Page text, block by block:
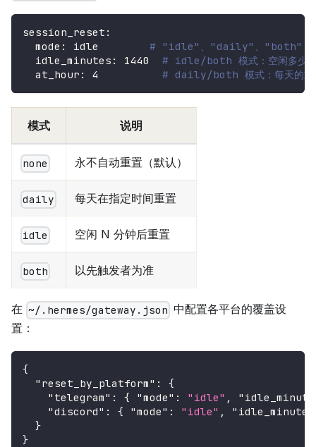
session_reset :
mode : idle # "idle"、"daily"、"both" 或
idle_minutes : 1440
# idle/both 模式：空闲多少分
at_hour : 4 # daily/both 模式：每天的重
模式 说明
none 永不自动重置（默认）
daily 每天在指定时间重置
idle 空闲 N 分钟后重置
both 以先触发者为准
在 ~/.hermes/gateway.json 中配置各平台的覆盖设
置：
{
"reset_by_platform" :
{
"telegram" : { "mode" : "idle" ,
"discord" : { "mode" : "idle" ,
}
}